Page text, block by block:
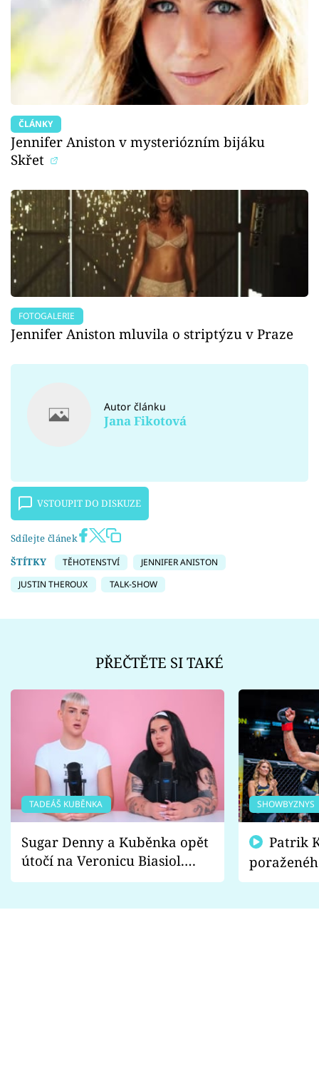
ČLÁNKY
Jennifer Aniston v mysteriózním bijáku
Skřet
FOTOGALERIE
Jennifer Aniston mluvila o striptýzu v Praze
Autor článku
Jana Fikotová
VSTOUPIT DO DISKUZE
Sdílejte článek
ŠTÍTKY
TĚHOTENSTVÍ
JENNIFER ANISTON
JUSTIN THEROUX
TALK-SHOW
PŘEČTĚTE SI TAKÉ
TADEÁŠ KUBĚNKA
Sugar Denny a Kuběnka opět
útočí na Veronicu Biasiol.
Proč je podle nich falešná a
SHOWBYZNYS
fanoušci